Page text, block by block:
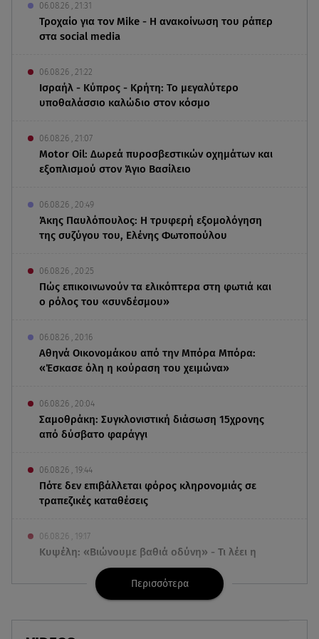
06.08.26 , 21:31
Τροχαίο για τον Mike - Η ανακοίνωση του ράπερ
στα social media
06.08.26 , 21:22
Ισραήλ - Κύπρος - Κρήτη: Το μεγαλύτερο
υποθαλάσσιο καλώδιο στον κόσμο
06.08.26 , 21:07
Motor Oil: Δωρεά πυροσβεστικών οχημάτων και
εξοπλισμού στον Άγιο Βασίλειο
06.08.26 , 20:49
Άκης Παυλόπουλος: Η τρυφερή εξομολόγηση
της συζύγου του, Ελένης Φωτοπούλου
06.08.26 , 20:25
Πώς επικοινωνούν τα ελικόπτερα στη φωτιά και
ο ρόλος του «συνδέσμου»
06.08.26 , 20:16
Αθηνά Οικονομάκου από την Μπόρα Μπόρα:
«Έσκασε όλη η κούραση του χειμώνα»
06.08.26 , 20:04
Σαμοθράκη: Συγκλονιστική διάσωση 15χρονης
από δύσβατο φαράγγι
06.08.26 , 19:44
Πότε δεν επιβάλλεται φόρος κληρονομιάς σε
τραπεζικές καταθέσεις
06.08.26 , 19:17
Κυψέλη: «Βιώνουμε βαθιά οδύνη» - Τι λέει η
οικογένεια της Λίζα
Μπαντέρας: «Η καρδιακή προσβολή ήταν το
Περισσότερα